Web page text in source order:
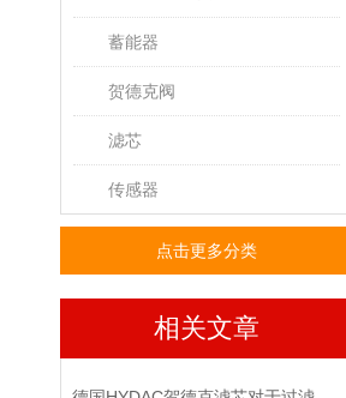
蓄能器
贺德克阀
滤芯
传感器
点击更多分类
相关文章